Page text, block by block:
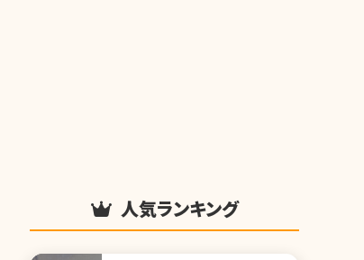
人気ランキング